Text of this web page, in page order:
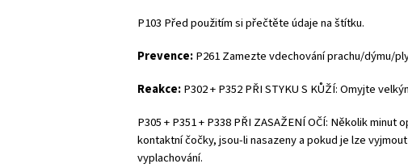
P103 Před použitím si přečtěte údaje na štítku.
Prevence:P261 Zamezte vdechování prachu/dýmu/
Reakce:P302 + P352 PŘI STYKU S KŮŽÍ: Omyjte
P305 + P351 + P338 PŘI ZASAŽENÍ OČÍ: Několik
kontaktní čočky, jsou-li nasazeny a pokud je lze
vyplachování.